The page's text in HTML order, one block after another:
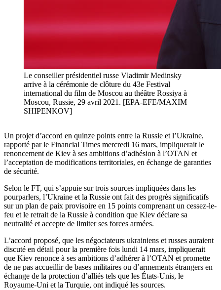
Le conseiller présidentiel russe Vladimir Medinsky
arrive à la cérémonie de clôture du 43e Festival
international du film de Moscou au théâtre Rossiya à
Moscou, Russie, 29 avril 2021. [EPA-EFE/MAXIM
SHIPENKOV]
Un projet d’accord en quinze points entre la Russie et l’Ukraine,
rapporté par le Financial Times mercredi 16 mars, impliquerait le
renoncement de Kiev à ses ambitions d’adhésion à l’OTAN et
l’acceptation de modifications territoriales, en échange de garanties
de sécurité.
Selon le FT, qui s’appuie sur trois sources impliquées dans les
pourparlers, l’Ukraine et la Russie ont fait des progrès significatifs
sur un plan de paix provisoire en 15 points comprenant un cessez-le-
feu et le retrait de la Russie à condition que Kiev déclare sa
neutralité et accepte de limiter ses forces armées.
L’accord proposé, que les négociateurs ukrainiens et russes auraient
discuté en détail pour la première fois lundi 14 mars, impliquerait
que Kiev renonce à ses ambitions d’adhérer à l’OTAN et promette
de ne pas accueillir de bases militaires ou d’armements étrangers en
échange de la protection d’alliés tels que les États-Unis, le
Royaume-Uni et la Turquie, ont indiqué les sources.